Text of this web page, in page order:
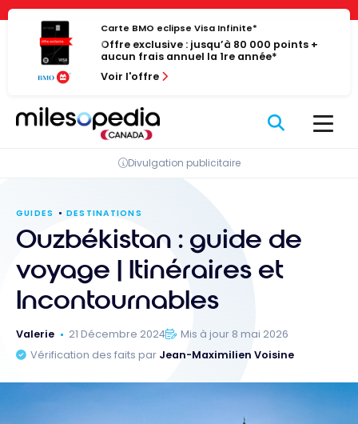
Panneau de gestion des cookies
Passer
contenu
Carte BMO eclipse Visa Infinite*
Offre exclusive : jusqu’à 80 000 points +
aucun frais annuel la 1re année*
Voir l'offre
Divulgation publicitaire
GUIDES DESTINATIONS
Ouzbékistan : guide de
voyage | Itinéraires et
Incontournables
Valerie 21 Décembre 2024
Mis à jour 8 mai 2026
Vérification des faits par Jean-Maximilien Voisine